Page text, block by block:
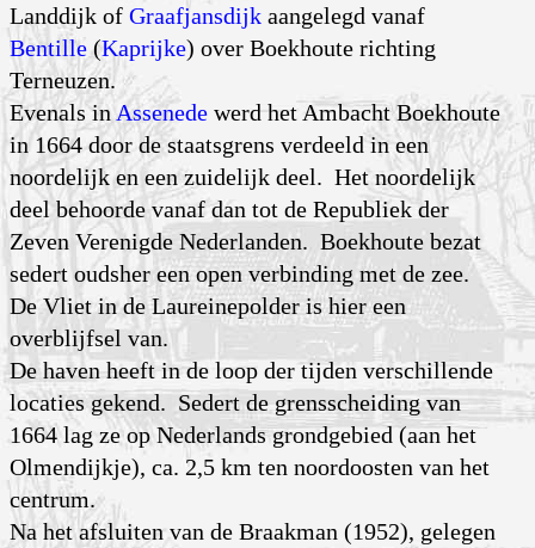
Landdijk of Graafjansdijk aangelegd vanaf
Bentille(Kaprijke) over Boekhoute richting
Terneuzen.
Evenals in Assenede werd het Ambacht Boekhoute
in 1664 door de staatsgrens verdeeld in een
noordelijk en een zuidelijk deel. Het noor­delijk
deel behoorde vanaf dan tot de Republiek der
Zeven Verenigde Neder­landen. Boekhoute bezat
sedert oudsher een open verbinding met de zee.
De Vliet in de Laureinepolder is hier een
overblijfsel van.
De haven heeft in de loop der tijden verschillende
locaties gekend. Sedert de grens­schei­ding van
1664 lag ze op Nederlands grondgebied (aan het
Olmendijkje), ca. 2,5 km ten noordoosten van het
centrum.
Na het afsluiten van de Braakman (1952), gelegen